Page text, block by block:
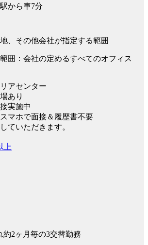
から車7分
、その他会社が指定する範囲
囲：会社の定めるすべてのオフィス
アセンター
あり
実施中
マホで面接＆履歴書不要
ていただきます。
上
2ヶ月毎の3交替勤務